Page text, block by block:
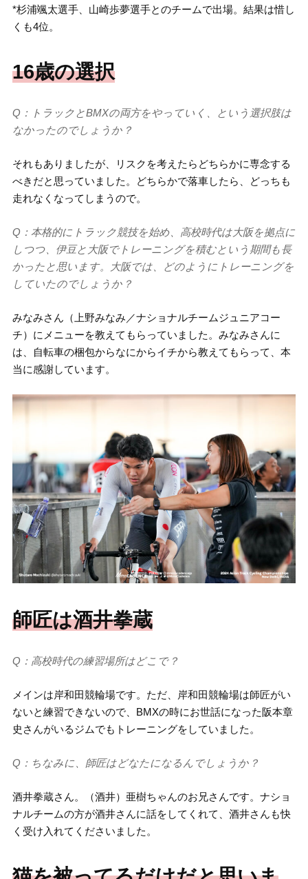
*杉浦颯太選手、山崎歩夢選手とのチームで出場。結果は惜し
くも4位。
16歳の選択
Q：トラックとBMXの両方をやっていく、という選択肢は
なかったのでしょうか？
それもありましたが、リスクを考えたらどちらかに専念する
べきだと思っていました。どちらかで落車したら、どっちも
走れなくなってしまうので。
Q：本格的にトラック競技を始め、高校時代は大阪を拠点に
しつつ、伊豆と大阪でトレーニングを積むという期間も長
かったと思います。大阪では、どのようにトレーニングを
していたのでしょうか？
みなみさん（上野みなみ／ナショナルチームジュニアコー
チ）にメニューを教えてもらっていました。みなみさんに
は、自転車の梱包からなにからイチから教えてもらって、本
当に感謝しています。
師匠は酒井拳蔵
Q：高校時代の練習場所はどこで？
メインは岸和田競輪場です。ただ、岸和田競輪場は師匠がい
ないと練習できないので、BMXの時にお世話になった阪本章
史さんがいるジムでもトレーニングをしていました。
Q：ちなみに、師匠はどなたになるんでしょうか？
酒井拳蔵さん。（酒井）亜樹ちゃんのお兄さんです。ナショ
ナルチームの方が酒井さんに話をしてくれて、酒井さんも快
く受け入れてくださいました。